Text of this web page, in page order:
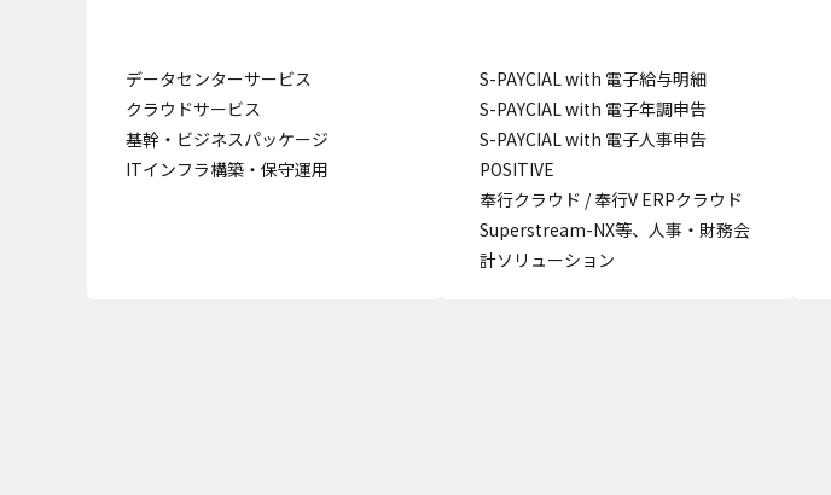
データセンターサービス
クラウドサービス
基幹・ビジネスパッケージ
ITインフラ構築・保守運用
S-PAYCIAL with 電子給与明細
S-PAYCIAL with 電子年調申告
S-PAYCIAL with 電子人事申告
POSITIVE
奉行クラウド / 奉行V ERPクラウド
Superstream-NX等、人事・財務会
計ソリューション